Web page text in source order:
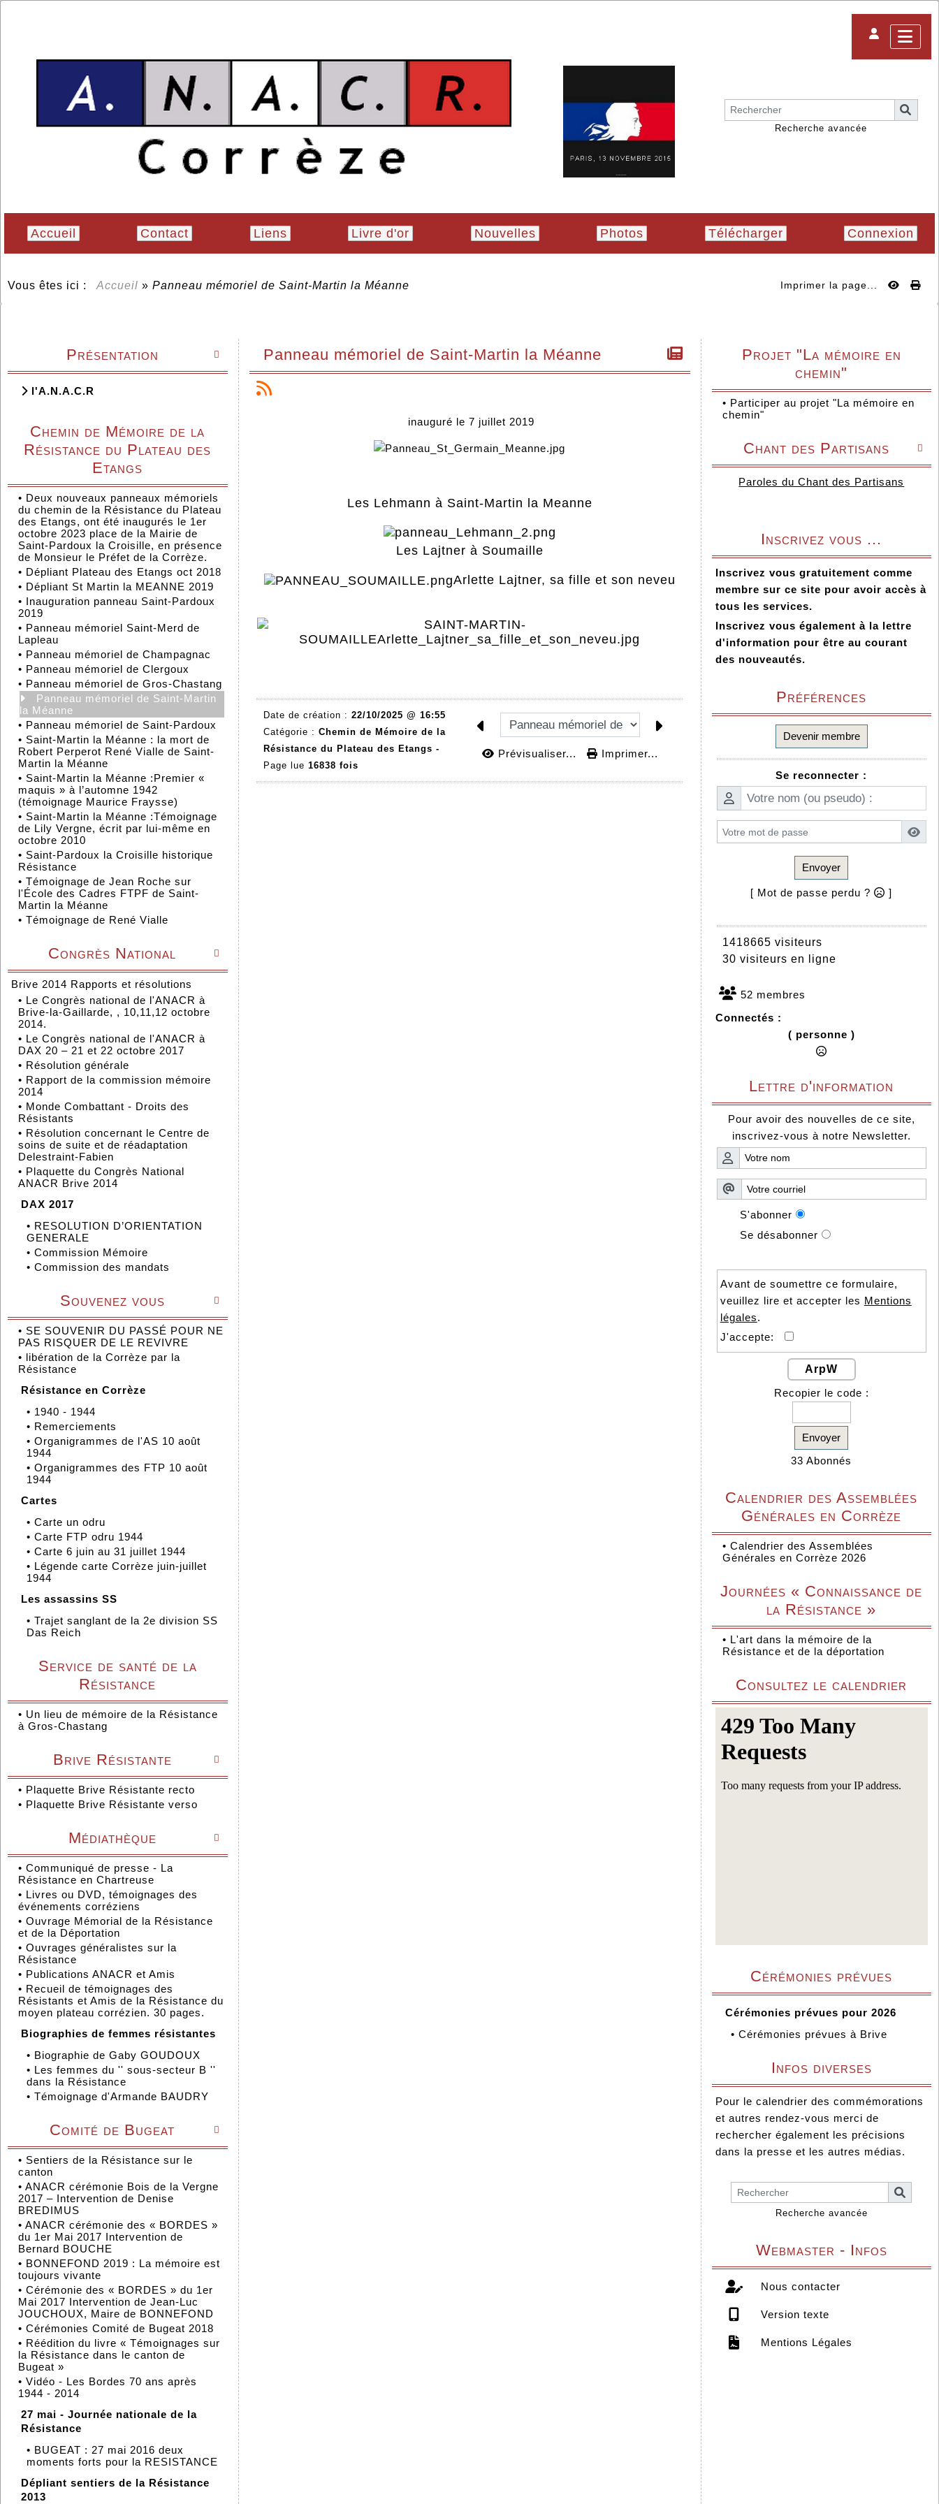
Recherche avancée
Accueil Contact Liens Livre d'or Nouvelles Photos Télécharger Connexion
Vous êtes ici : Accueil » Panneau mémoriel de Saint-Martin la Méanne Imprimer la page...

Présentation
l'A.N.A.C.R
Chemin de Mémoire de la
Résistance du Plateau des
Etangs
• Deux nouveaux panneaux mémoriels
du chemin de la Résistance du Plateau
des Etangs, ont été inaugurés le 1er
octobre 2023 place de la Mairie de
Saint-Pardoux la Croisille, en présence
de Monsieur le Préfet de la Corrèze.
• Dépliant Plateau des Etangs oct 2018
• Dépliant St Martin la MEANNE 2019
• Inauguration panneau Saint-Pardoux
2019
• Panneau mémoriel Saint-Merd de
Lapleau
• Panneau mémoriel de Champagnac
• Panneau mémoriel de Clergoux
• Panneau mémoriel de Gros-Chastang
Panneau mémoriel de Saint-Martin
la Méanne
• Panneau mémoriel de Saint-Pardoux
• Saint-Martin la Méanne : la mort de
Robert Perperot René Vialle de Saint-
Martin la Méanne
• Saint-Martin la Méanne :Premier «
maquis » à l’automne 1942
(témoignage Maurice Fraysse)
• Saint-Martin la Méanne :Témoignage
de Lily Vergne, écrit par lui-même en
octobre 2010
• Saint-Pardoux la Croisille historique
Résistance
• Témoignage de Jean Roche sur
l'École des Cadres FTPF de Saint-
Martin la Méanne
• Témoignage de René Vialle

Congrès National
Brive 2014 Rapports et résolutions
• Le Congrès national de l'ANACR à
Brive-la-Gaillarde, , 10,11,12 octobre
2014.
• Le Congrès national de l'ANACR à
DAX 20 – 21 et 22 octobre 2017
• Résolution générale
• Rapport de la commission mémoire
2014
• Monde Combattant - Droits des
Résistants
• Résolution concernant le Centre de
soins de suite et de réadaptation
Delestraint-Fabien
• Plaquette du Congrès National
ANACR Brive 2014
DAX 2017
• RESOLUTION D’ORIENTATION
GENERALE
• Commission Mémoire
• Commission des mandats

Souvenez vous
• SE SOUVENIR DU PASSÉ POUR NE
PAS RISQUER DE LE REVIVRE
• libération de la Corrèze par la
Résistance
Résistance en Corrèze
• 1940 - 1944
• Remerciements
• Organigrammes de l'AS 10 août
1944
• Organigrammes des FTP 10 août
1944
Cartes
• Carte un odru
• Carte FTP odru 1944
• Carte 6 juin au 31 juillet 1944
• Légende carte Corrèze juin-juillet
1944
Les assassins SS
• Trajet sanglant de la 2e division SS
Das Reich
Service de santé de la
Résistance
• Un lieu de mémoire de la Résistance
à Gros-Chastang

Brive Résistante
• Plaquette Brive Résistante recto
• Plaquette Brive Résistante verso

Médiathèque
• Communiqué de presse - La
Résistance en Chartreuse
• Livres ou DVD, témoignages des
événements corréziens
• Ouvrage Mémorial de la Résistance
et de la Déportation
• Ouvrages généralistes sur la
Résistance
• Publications ANACR et Amis
• Recueil de témoignages des
Résistants et Amis de la Résistance du
moyen plateau corrézien. 30 pages.
Biographies de femmes résistantes
• Biographie de Gaby GOUDOUX
• Les femmes du '' sous-secteur B ''
dans la Résistance
• Témoignage d'Armande BAUDRY

Comité de Bugeat
• Sentiers de la Résistance sur le
canton
• ANACR cérémonie Bois de la Vergne
2017 – Intervention de Denise
BREDIMUS
• ANACR cérémonie des « BORDES »
du 1er Mai 2017 Intervention de
Bernard BOUCHE
• BONNEFOND 2019 : La mémoire est
toujours vivante
• Cérémonie des « BORDES » du 1er
Mai 2017 Intervention de Jean-Luc
JOUCHOUX, Maire de BONNEFOND
• Cérémonies Comité de Bugeat 2018
• Réédition du livre « Témoignages sur
la Résistance dans le canton de
Bugeat »
• Vidéo - Les Bordes 70 ans après
1944 - 2014
27 mai - Journée nationale de la
Résistance
• BUGEAT : 27 mai 2016 deux
moments forts pour la RESISTANCE
Dépliant sentiers de la Résistance
2013
Panneau mémoriel de Saint-Martin la Méanne
inauguré le 7 juillet 2019
Les Lehmann à Saint-Martin la Meanne
Les Lajtner à Soumaille
Arlette Lajtner, sa fille et son neveu
Date de création : 22/10/2025 @ 16:55
Catégorie : Chemin de Mémoire de la
Résistance du Plateau des Etangs -
Page lue 16838 fois
Prévisualiser... Imprimer...
Projet "La mémoire en
chemin"
• Participer au projet "La mémoire en
chemin"

Chant des Partisans
Paroles du Chant des Partisans
Inscrivez vous ...
Inscrivez vous gratuitement comme
membre sur ce site pour avoir accès à
tous les services.
Inscrivez vous également à la lettre
d'information pour être au courant
des nouveautés.
Préférences
Devenir membre
Se reconnecter :
Envoyer
[ Mot de passe perdu ? ]
1418665 visiteurs
30 visiteurs en ligne
52 membres
Connectés :
( personne )
Lettre d'information
Pour avoir des nouvelles de ce site,
inscrivez-vous à notre Newsletter.
S'abonner
Se désabonner
Avant de soumettre ce formulaire,
veuillez lire et accepter les Mentions
légales.
J'accepte:
ArpW
Recopier le code :
Envoyer
33 Abonnés
Calendrier des Assemblées
Générales en Corrèze
• Calendrier des Assemblées
Générales en Corrèze 2026
Journées « Connaissance de
la Résistance »
• L'art dans la mémoire de la
Résistance et de la déportation
Consultez le calendrier
Cérémonies prévues
Cérémonies prévues pour 2026
• Cérémonies prévues à Brive
Infos diverses
Pour le calendrier des commémorations
et autres rendez-vous merci de
rechercher également les précisions
dans la presse et les autres médias.
Recherche avancée
Webmaster - Infos
Nous contacter
Version texte
Mentions Légales